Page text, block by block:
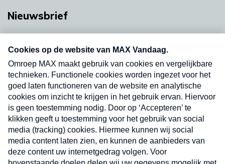
Nieuwsbrief
Neem hier een gratis abonnement op onze
nieuwsbrief. Elke vrijdag- en dinsdagochtend in
uw mailbox.
Verzend